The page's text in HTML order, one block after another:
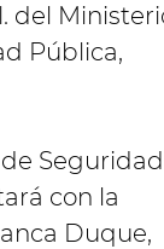
del
Pública,
con la
Duque,